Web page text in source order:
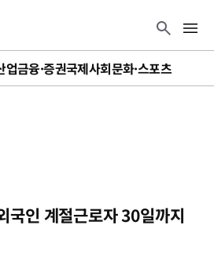
업금융·증권국제사회문화·스포츠
국인 계절근로자 30일까지